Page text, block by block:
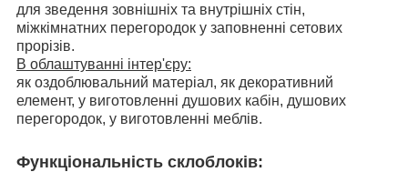
для зведення зовнішніх та внутрішніх стін,
міжкімнатних перегородок у заповненні сетових
прорізів.
В облаштуванні інтер'єру:
як оздоблювальний матеріал, як декоративний
елемент, у виготовленні душових кабін, душових
перегородок, у виготовленні меблів.
Функціональність склоблоків: